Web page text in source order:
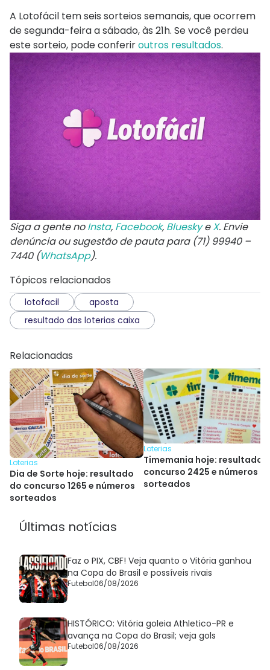
A Lotofácil tem seis sorteios semanais, que ocorrem
de segunda-feira a sábado, às 21h. Se você perdeu
este sorteio, pode conferiroutros resultados.
Siga a gente noInsta, Facebook, BlueskyeX. Envie
denúncia ou sugestão de pauta para (71) 99940 –
7440 (WhatsApp).
Tópicos relacionados
lotofacil
aposta
resultado das loterias caixa
Relacionadas
Loterias
Dia de Sorte hoje: resultado
do concurso 1265 e números
sorteados
Loterias
Timemania hoje: resultado
concurso 2425 e números
sorteados
Últimas notícias
Faz o PIX, CBF! Veja quanto o Vitória ganhou
na Copa do Brasil e possíveis rivais
Futebol06/08/2026
HISTÓRICO: Vitória goleia Athletico-PR e
avança na Copa do Brasil; veja gols
Futebol06/08/2026